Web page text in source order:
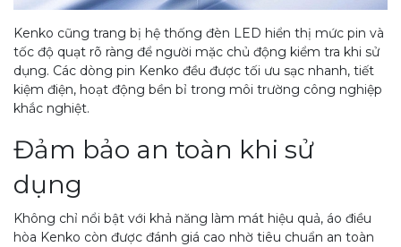
Kenko cũng trang bị hệ thống đèn LED hiển thị mức pin và
tốc độ quạt rõ ràng để người mặc chủ động kiểm tra khi sử
dụng. Các dòng pin Kenko đều được tối ưu sạc nhanh, tiết
kiệm điện, hoạt động bền bỉ trong môi trường công nghiệp
khắc nghiệt.
Đảm bảo an toàn khi sử
dụng
Không chỉ nổi bật với khả năng làm mát hiệu quả, áo điều
hòa Kenko còn được đánh giá cao nhờ tiêu chuẩn an toàn